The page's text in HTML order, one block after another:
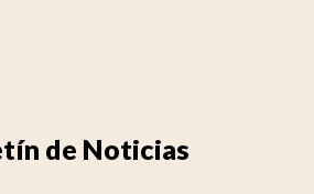
de Noticias